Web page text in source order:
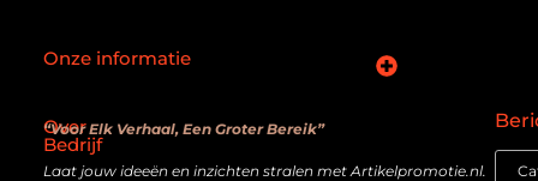
Over
Bedrijf
“Voor Elk Verhaal, Een Groter Bereik”
Laat jouw ideeën en inzichten stralen met Artikelpromotie.nl.
Onze informatie